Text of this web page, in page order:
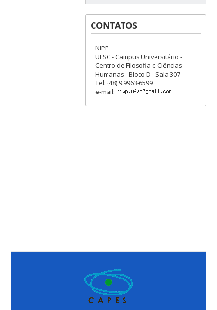
CONTATOS
NIPP
UFSC - Campus Universitário -
Centro de Filosofia e Ciências
Humanas - Bloco D - Sala 307
Tel: (48) 9.9963-6599
e-mail: